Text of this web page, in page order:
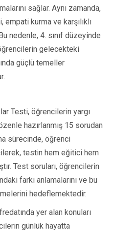
sağlar. Aynı zamanda,
kurma ve karşılıklı
nedenle, 4. sınıf düzeyinde
gelecekteki
güçlü temeller
Testi, öğrencilerin yargı
hazırlanmış 15 sorudan
sürecinde, öğrenci
testin hem eğitici hem
Test soruları, öğrencilerin
farkı anlamalarını ve bu
hedeflemektedir.
yer alan konuları
günlük hayatta